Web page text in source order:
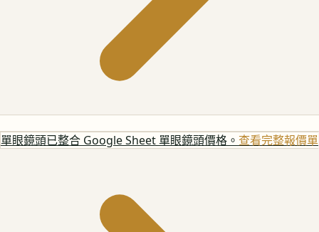
單眼鏡頭已整合 Google Sheet 單眼鏡頭價格。 查看完整報價單